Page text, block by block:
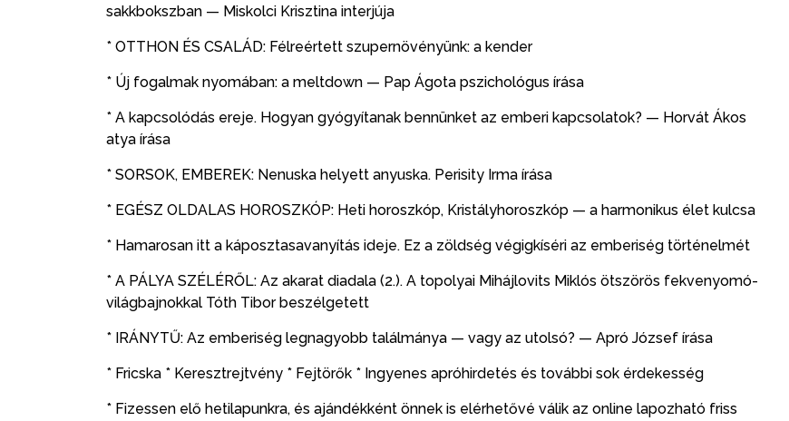
sakkbokszban — Miskolci Krisztina interjúja
* OTTHON ÉS CSALÁD: Félreértett szupernövényünk: a kender
* Új fogalmak nyomában: a meltdown — Pap Ágota pszichológus írása
* A kapcsolódás ereje. Hogyan gyógyítanak bennünket az emberi kapcsolatok? — Horvát Ákos
atya írása
* SORSOK, EMBEREK: Nenuska helyett anyuska. Perisity Irma írása
* EGÉSZ OLDALAS HOROSZKÓP: Heti horoszkóp, Kristályhoroszkóp — a harmonikus élet kulcsa
* Hamarosan itt a káposztasavanyítás ideje. Ez a zöldség végigkíséri az emberiség történelmét
* A PÁLYA SZÉLÉRŐL: Az akarat diadala (2.). A topolyai Mihájlovits Miklós ötszörös fekvenyomó-
világbajnokkal Tóth Tibor beszélgetett
* IRÁNYTŰ: Az emberiség legnagyobb találmánya — vagy az utolsó? — Apró József írása
* Fricska * Keresztrejtvény * Fejtörők * Ingyenes apróhirdetés és további sok érdekesség
* Fizessen elő hetilapunkra, és ajándékként önnek is elérhetővé válik az online lapozható friss